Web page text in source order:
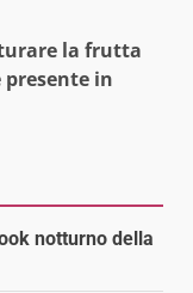
la frutta
in
notturno della